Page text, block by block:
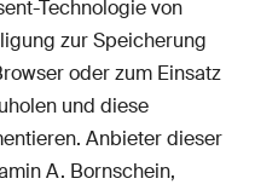
Technologie von
zur Speicherung
oder zum Einsatz
und diese
Anbieter dieser
A. Bornschein,